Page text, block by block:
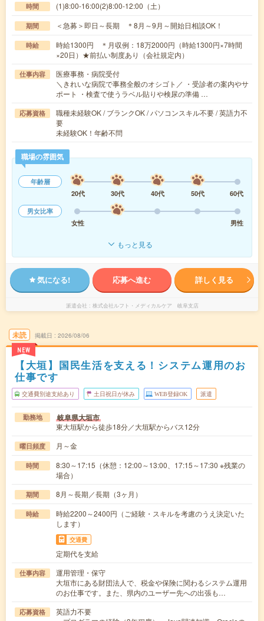
時間 (1)8:00-16:00(2)8:00-12:00（土）
期間 ＜急募＞即日～長期 ＊8月～9月～開始日相談OK！
時給
時給1300円 ＊月収例：18万2000円（時給1300円×7時間
×20日）★前払い制度あり（会社規定内）
仕事内容
医療事務・病院受付
＼きれいな病院で事務全般のオシゴト／ ・受診者の案内やサ
ポート ・検査で使うラベル貼りや検尿の準備 …
応募資格
職種未経験OK / ブランクOK / パソコンスキル不要 / 英語力不
要
未経験OK！年齢不問
職場の雰囲気
年齢層
20代
30代 40代 50代
60代
男女比率
女性
男性
もっと見る
気になる! 応募へ進む 詳しく見る
派遣会社 株式会社ルフト・メディカルケア 岐阜支店
未読
NEW
掲載日 2026/08/06
【大垣】国民生活を支える！システム運用のお
仕事です
交通費別途支給あり 土日祝日が休み WEB登録OK 派遣
勤務地 岐阜県大垣市
東大垣駅から徒歩18分／大垣駅からバス12分
曜日頻度 月～金
時間
8:30～17:15（休憩：12:00～13:00、17:15～17:30 ※残業の
場合）
期間 8月～長期／長期（3ヶ月）
時給
時給2200～2400円（ご経験・スキルを考慮のうえ決定いた
します）
交通費
定期代を支給
仕事内容
運用管理・保守
大垣市にある財団法人で、税金や保険に関わるシステム運用
のお仕事です。また、県内のユーザー先への出張も…
応募資格
英語力不要